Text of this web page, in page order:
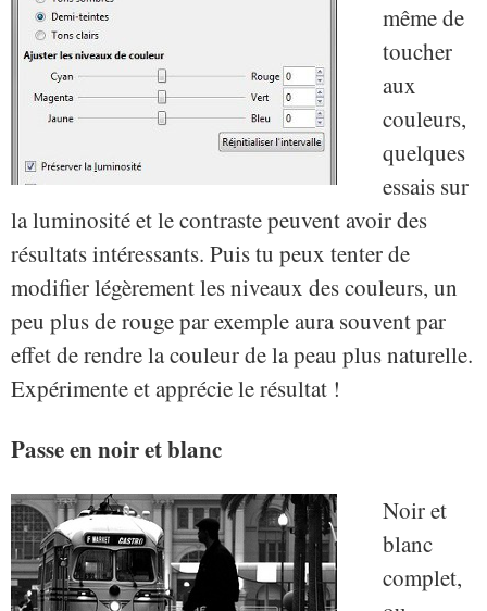
même de
toucher
aux
couleurs,
quelques
essais sur
la luminosité et le contraste peuvent avoir des
résultats intéressants. Puis tu peux tenter de
modifier légèrement les niveaux des couleurs, un
peu plus de rouge par exemple aura souvent par
effet de rendre la couleur de la peau plus naturelle.
Expérimente et apprécie le résultat !
Passe en noir et blanc
Noir et
blanc
complet,